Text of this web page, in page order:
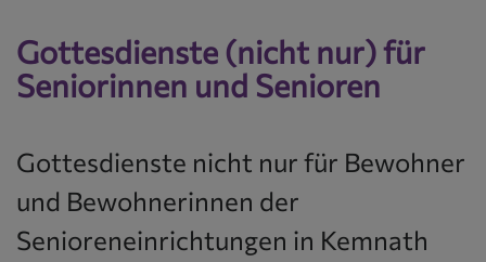
Gottesdienste (nicht nur) für
Seniorinnen und Senioren
Gottesdienste nicht nur für Bewohner
und Bewohnerinnen der
Senioreneinrichtungen in Kemnath